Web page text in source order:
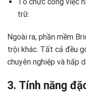
trữ.
Ngoài ra, phần mềm
trội khác. Tất cả đều
chuyên nghiệp và hấp
3. Tính năng